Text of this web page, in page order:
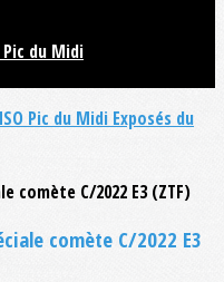
du Midi
Pic du Midi Exposés du
comète C/2022 E3